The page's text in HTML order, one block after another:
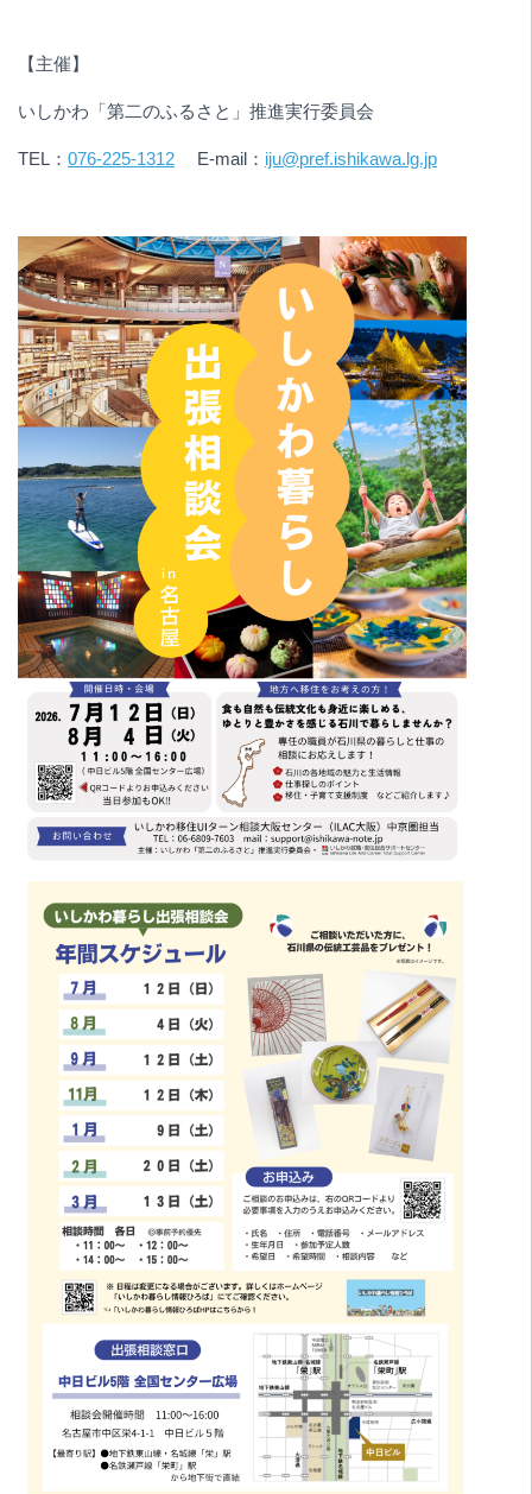
【主催】
いしかわ「第二のふるさと」推進実行委員会
TEL： 076-225-1312 E-mail： iju@pref.ishikawa.lg.jp